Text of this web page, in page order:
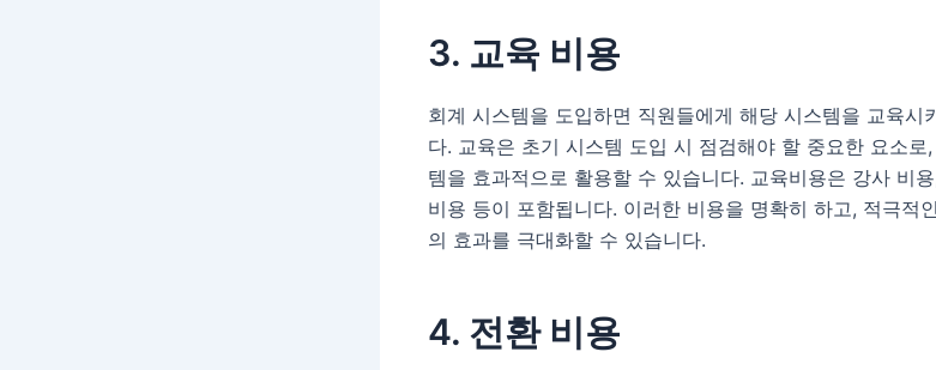
3. 교육 비용
회계 시스템을 도입하면 직원들에게 해당 시스템을 교육시
다. 교육은 초기 시스템 도입 시 점검해야 할 중요한 요소
템을 효과적으로 활용할 수 있습니다. 교육비용은 강사 비
비용 등이 포함됩니다. 이러한 비용을 명확히 하고, 적극적
의 효과를 극대화할 수 있습니다.
4. 전환 비용